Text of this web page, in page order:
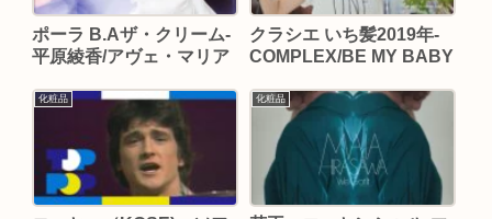
ポーラ B.Aザ・クリーム-
平原綾香/アヴェ・マリア
クラシエ いち髪2019年-
COMPLEX/BE MY BABY
化粧品 化粧品